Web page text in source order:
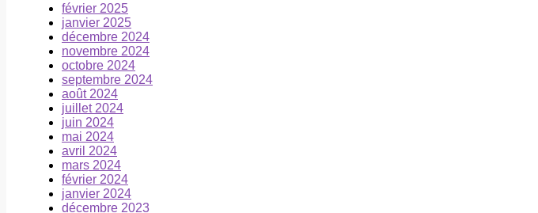
février 2025
janvier 2025
décembre 2024
novembre 2024
octobre 2024
septembre 2024
août 2024
juillet 2024
juin 2024
mai 2024
avril 2024
mars 2024
février 2024
janvier 2024
décembre 2023